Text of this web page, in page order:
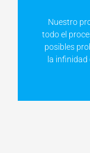
Nuestro
todo el
posibles
la infinidad